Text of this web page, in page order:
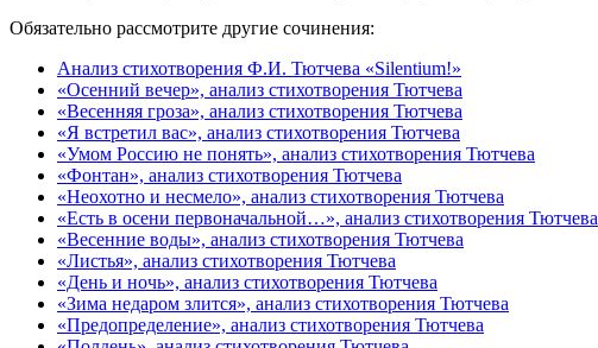
Обязательно рассмотрите другие сочинения:
Анализ стихотворения Ф.И. Тютчева «Silentium!»
«Осенний вечер», анализ стихотворения Тютчева
«Весенняя гроза», анализ стихотворения Тютчева
«Я встретил вас», анализ стихотворения Тютчева
«Умом Россию не понять», анализ стихотворения Тютчева
«Фонтан», анализ стихотворения Тютчева
«Неохотно и несмело», анализ стихотворения Тютчева
«Есть в осени первоначальной…», анализ стихотворения Тютчева
«Весенние воды», анализ стихотворения Тютчева
«Листья», анализ стихотворения Тютчева
«День и ночь», анализ стихотворения Тютчева
«Зима недаром злится», анализ стихотворения Тютчева
«Предопределение», анализ стихотворения Тютчева